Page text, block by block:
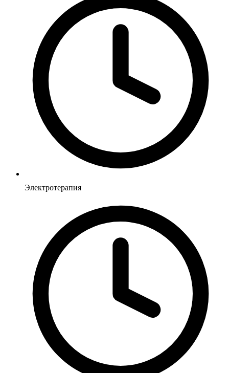
Электротерапия